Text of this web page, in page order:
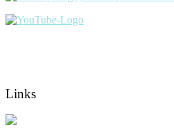
Links